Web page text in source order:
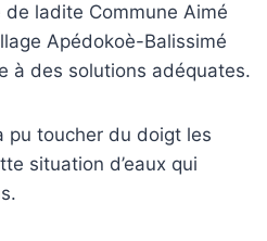
ladite Commune Aimé
Apédokoè-Balissimé
à des solutions adéquates.
pu toucher du doigt les
situation d’eaux qui